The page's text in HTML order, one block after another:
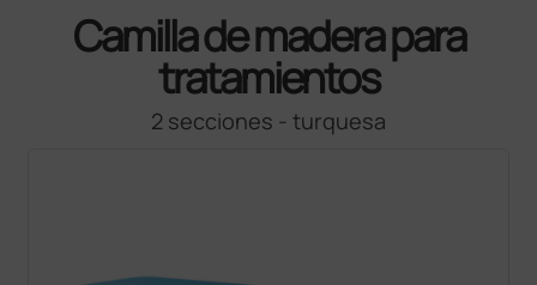
Camilla de madera para
tratamientos
2 secciones - turquesa